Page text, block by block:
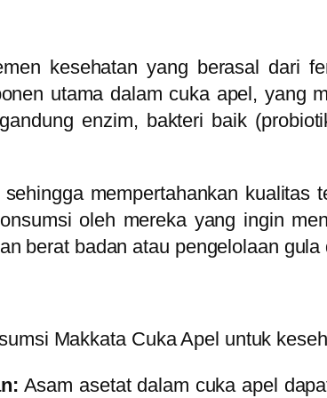
kesehatan yang berasal dari
utama dalam cuka apel, yang
enzim, bakteri baik
mempertahankan kualitas
oleh mereka yang ingin
berat badan atau pengelolaan gula
Makkata Cuka Apel untuk
Asam asetat dalam cuka apel